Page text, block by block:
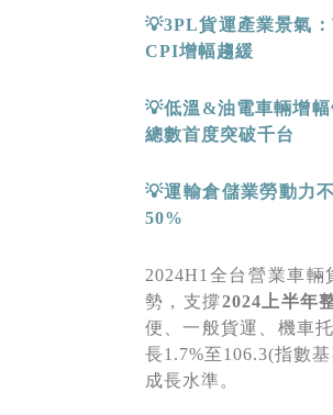
💡3PL貨運產業景氣
CPI增幅趨緩
💡低溫 &油電車輛增
總數首度突破千台
💡運輸倉儲業勞動力
50%
2024H1全台營業車
勢，支撐2024 上半年
便、一般貨運、機車
長1.7%至106.3(指數
成長水準。